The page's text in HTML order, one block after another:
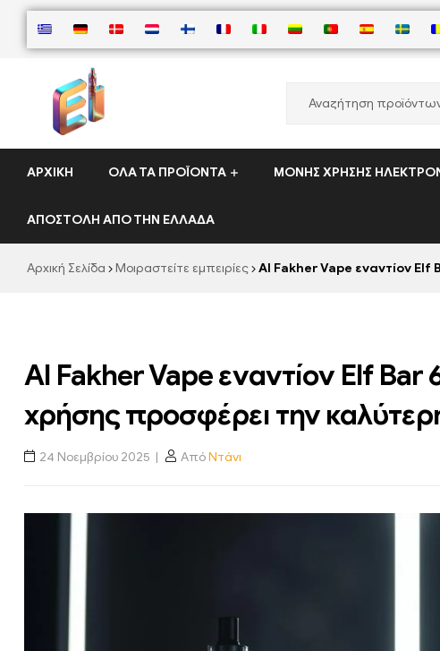
ElementVape.de
ΑΡΧΙΚΉ ΌΛΑ ΤΑ ΠΡΟΪΌΝΤΑ ΜΟΝΉΣ ΧΡΉΣΗΣ
ΑΠΟΣΤΟΛΉ ΑΠΌ ΤΗΝ ΕΛΛΆΔΑ
Αρχική Σελίδα Μοιραστείτε εμπειρίες Al Fakher Vape εναντίον Elf
Al Fakher Vape εναντίον Elf Bar
χρήσης προσφέρει την
24 Νοεμβρίου 2025 ΑπόΝτάνι